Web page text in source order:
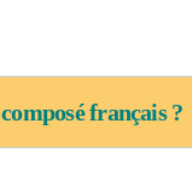
français ?